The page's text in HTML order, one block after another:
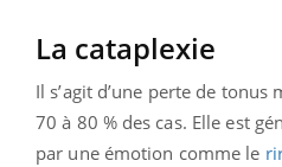
La cataplexie
Il s’agit d’une perte de
70 à 80 % des cas. Elle est
par une émotion comme le